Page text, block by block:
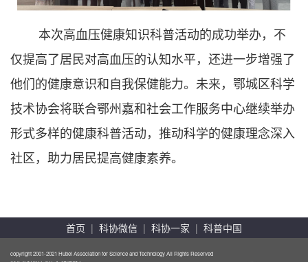
本次高血压健康知识科普活动的成功举办，不
仅提高了居民对高血压的认知水平，还进一步增强了
他们的健康意识和自我保健能力。未来，鄂城区科学
技术协会将联合鄂州嘉和社会工作服务中心继续举办
形式多样的健康科普活动，推动科学的健康理念深入
社区，助力居民提高健康素养。
首页 | 科协微信 | 科协一家 | 科普中国
copyright 2001-2021 Hubei Association for Science and Technology All Rights Reserved